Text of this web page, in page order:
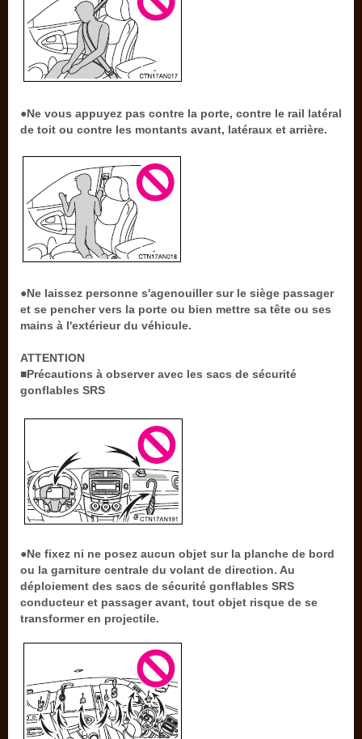
●Ne vous appuyez pas contre la porte, contre le rail latéral
de toit ou contre les montants avant, latéraux et arrière.
●Ne laissez personne s'agenouiller sur le siège passager
et se pencher vers la porte ou bien mettre sa tête ou ses
mains à l'extérieur du véhicule.
ATTENTION
■Précautions à observer avec les sacs de sécurité
gonflables SRS
●Ne fixez ni ne posez aucun objet sur la planche de bord
ou la garniture centrale du volant de direction. Au
déploiement des sacs de sécurité gonflables SRS
conducteur et passager avant, tout objet risque de se
transformer en projectile.